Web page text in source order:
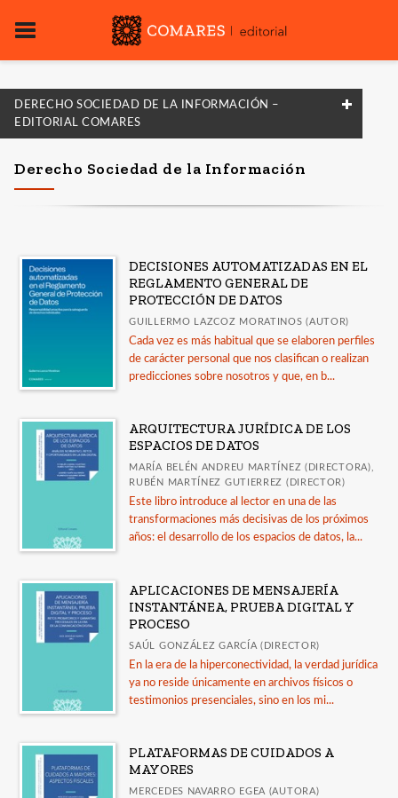
DERECHO SOCIEDAD DE LA INFORMACIÓN –
EDITORIAL COMARES
NUESTRAS COLECCIONES
Análisis y Crítica Social
Andalucía Historia & Cultura
Avance de actualidad jurídica
Biografías Granadinas
Comares * Arqueología
Comares * Arte
MATERIAS
Antropología
Arqueología
+ Ciencias Sociales
Cultura
Derecho moderno
Derecho romano
Derecho Sociedad de la Información
DECISIONES AUTOMATIZADAS EN EL
REGLAMENTO GENERAL DE
PROTECCIÓN DE DATOS
GUILLERMO LAZCOZ MORATINOS (AUTOR)
Cada vez es más habitual que se elaboren perfiles
de carácter personal que nos clasifican o realizan
predicciones sobre nosotros y que, en b...
ARQUITECTURA JURÍDICA DE LOS
ESPACIOS DE DATOS
MARÍA BELÉN ANDREU MARTÍNEZ (DIRECTORA),
RUBÉN MARTÍNEZ GUTIERREZ (DIRECTOR)
Este libro introduce al lector en una de las
transformaciones más decisivas de los próximos
años: el desarrollo de los espacios de datos, la...
APLICACIONES DE MENSAJERÍA
INSTANTÁNEA, PRUEBA DIGITAL Y
PROCESO
SAÚL GONZÁLEZ GARCÍA (DIRECTOR)
En la era de la hiperconectividad, la verdad jurídica
ya no reside únicamente en archivos físicos o
testimonios presenciales, sino en los mi...
PLATAFORMAS DE CUIDADOS A
MAYORES
MERCEDES NAVARRO EGEA (AUTORA)